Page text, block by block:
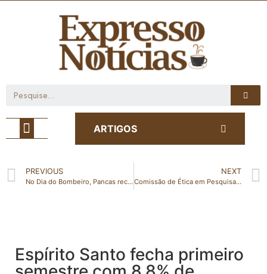
ARTIGOS
PREVIOUS
No Dia do Bombeiro, Pancas receberá evento de Simulado de Demonstração Técnica
NEXT
Comissão de Ética em Pesquisa aprova início de testes com a ButanVac
Espírito Santo fecha primeiro